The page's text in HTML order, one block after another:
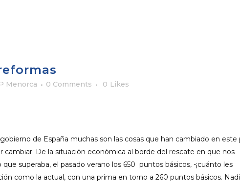
Menorca 0 Comments 0 Likes
de España muchas son las cosas que han cambiado en este
cambiar. De la situación económica al borde del rescate en que nos
superaba, el pasado verano los 650 puntos básicos, -¡cuánto les
como la actual, con una prima en torno a 260 puntos básicos.